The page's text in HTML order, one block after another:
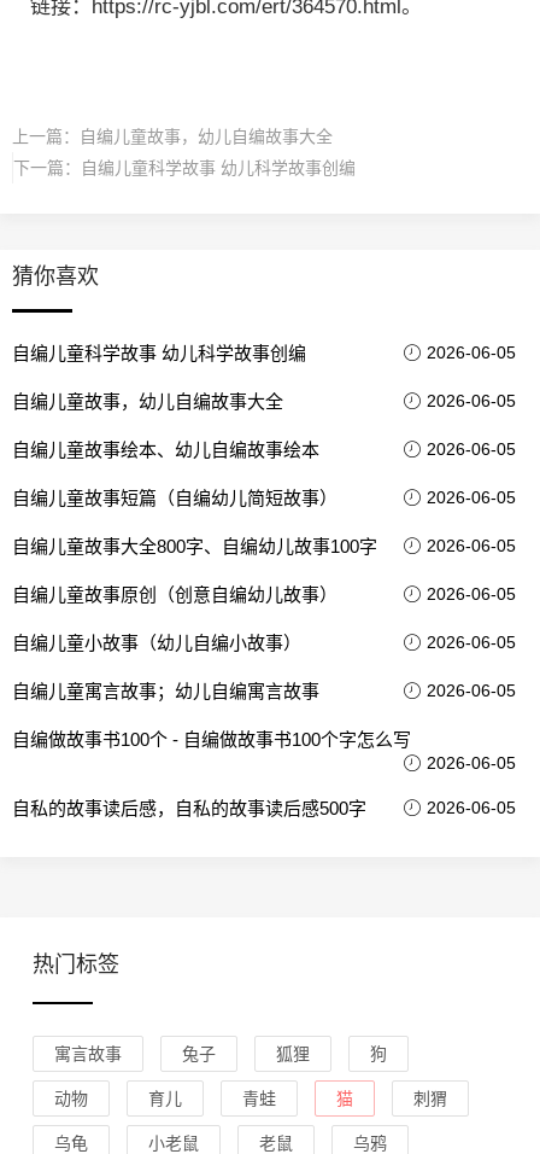
链接：https://rc-yjbl.com/ert/364570.html。
上一篇：
自编儿童故事，幼儿自编故事大全
下一篇：
自编儿童科学故事 幼儿科学故事创编
猜你喜欢
自编儿童科学故事 幼儿科学故事创编 2026-06-05
自编儿童故事，幼儿自编故事大全 2026-06-05
自编儿童故事绘本、幼儿自编故事绘本 2026-06-05
自编儿童故事短篇（自编幼儿简短故事） 2026-06-05
自编儿童故事大全800字、自编幼儿故事100字 2026-06-05
自编儿童故事原创（创意自编幼儿故事） 2026-06-05
自编儿童小故事（幼儿自编小故事） 2026-06-05
自编儿童寓言故事；幼儿自编寓言故事 2026-06-05
自编做故事书100个 - 自编做故事书100个字怎么写
2026-06-05
自私的故事读后感，自私的故事读后感500字 2026-06-05
热门标签
寓言故事 兔子 狐狸 狗
动物 育儿 青蛙 猫 刺猬
乌龟 小老鼠 老鼠 乌鸦